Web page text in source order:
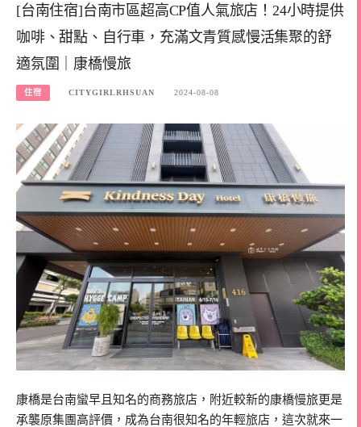
[台南住宿]台南市區超高CP值人氣旅店！24小時提供
咖啡、甜點、自行車，充滿文青質感慢活集聚的舒
適氛圍｜康橋慢旅
住宿 CITYGIRLRHSUAN 2024-08-08
康橋是台南蠻早且知名的商務旅店，附近較新的康橋慢旅更是
承襲原集團高評價，成為台南很知名的年輕旅店，這次就來一